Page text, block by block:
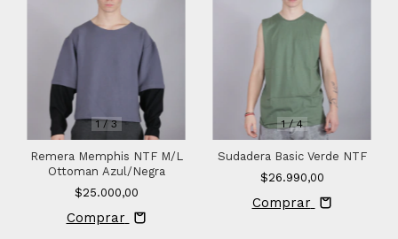
1/3
Remera Memphis NTF M/L
Ottoman Azul/Negra
$25.000,00
Comprar
1/4
Sudadera Basic Verde NTF
$26.990,00
Comprar